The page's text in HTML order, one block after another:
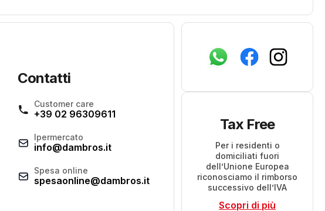
Contatti
Customer care
+39 02 96309611
Ipermercato
info@dambros.it
Spesa online
spesaonline@dambros.it
Tax Free
Per i residenti o
domiciliati fuori
dell’Unione Europea
riconosciamo il rimborso
successivo dell’IVA
Scopri di più